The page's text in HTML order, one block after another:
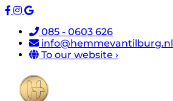
085 - 0603 626
info@hemmevantilburg.nl
To our website ›